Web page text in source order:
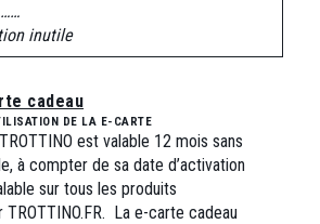
inutile
cadeau
DE LA E-CARTE
est valable 12 mois sans
à compter de sa date d’activation
sur tous les produits
La e-carte cadeau